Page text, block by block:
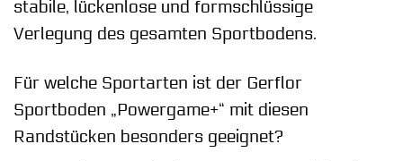
stabile, lückenlose und formschlüssige
Verlegung des gesamten Sportbodens.
Für welche Sportarten ist der Gerflor
Sportboden „Powergame+“ mit diesen
Randstücken besonders geeignet?